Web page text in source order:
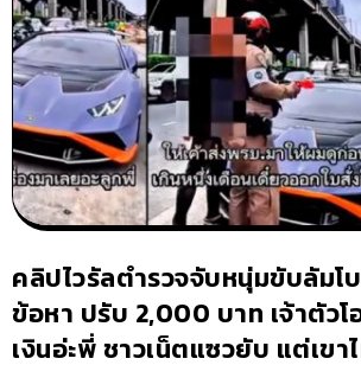
คลิปไวรัลตำรวจจับหนุ่มขับลัมโ
ข้อหา ปรับ 2,000 บาท เจ้าตัว
เงินอ่ะพี่ ชาวเน็ตแซวยับ แต่เขา